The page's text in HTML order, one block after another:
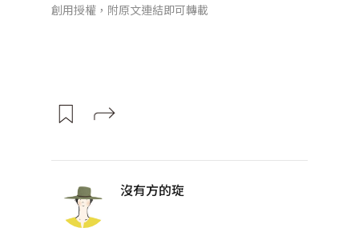
創用授權，附原文連結即可轉載
沒有方的琁